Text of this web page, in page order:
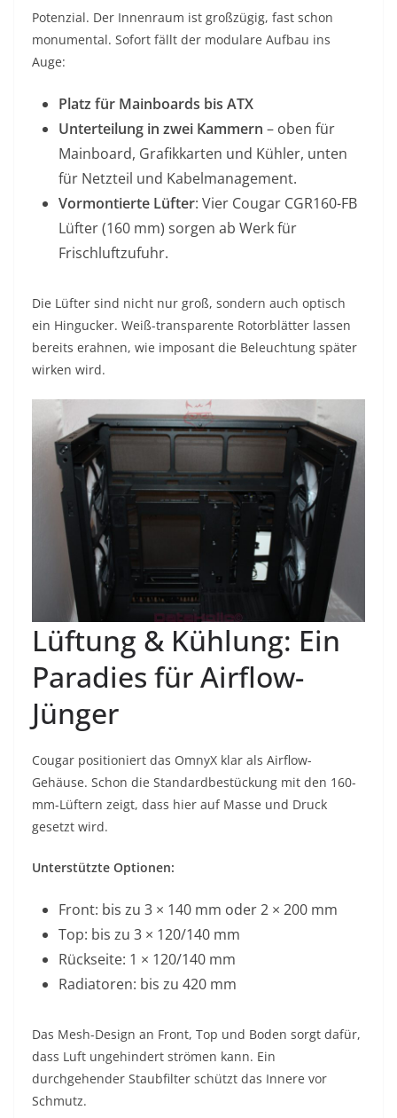
Potenzial. Der Innenraum ist großzügig, fast schon
monumental. Sofort fällt der modulare Aufbau ins
Auge:
Platz für Mainboards bis ATX
Unterteilung in zwei Kammern – oben für
Mainboard, Grafikkarten und Kühler, unten
für Netzteil und Kabelmanagement.
Vormontierte Lüfter: Vier Cougar CGR160-FB
Lüfter (160 mm) sorgen ab Werk für
Frischluftzufuhr.
Die Lüfter sind nicht nur groß, sondern auch optisch
ein Hingucker. Weiß-transparente Rotorblätter lassen
bereits erahnen, wie imposant die Beleuchtung später
wirken wird.
Lüftung & Kühlung: Ein
Paradies für Airflow-
Jünger
Cougar positioniert das OmnyX klar als Airflow-
Gehäuse. Schon die Standardbestückung mit den 160-
mm-Lüftern zeigt, dass hier auf Masse und Druck
gesetzt wird.
Unterstützte Optionen:
Front: bis zu 3 × 140 mm oder 2 × 200 mm
Top: bis zu 3 × 120/140 mm
Rückseite: 1 × 120/140 mm
Radiatoren: bis zu 420 mm
Das Mesh-Design an Front, Top und Boden sorgt dafür,
dass Luft ungehindert strömen kann. Ein
durchgehender Staubfilter schützt das Innere vor
Schmutz.